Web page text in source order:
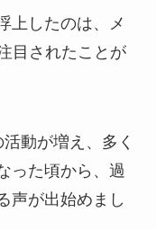
上したのは、メ
目されたことが
動が増え、多く
った頃から、過
声が出始めまし